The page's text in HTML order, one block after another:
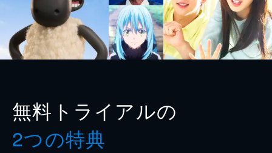
無料トライアルの
2つの特典